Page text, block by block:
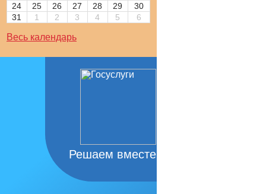
24
25 26 27 28 29
30
31
1 2 3 4 5 6
Весь календарь
Решаем вместе